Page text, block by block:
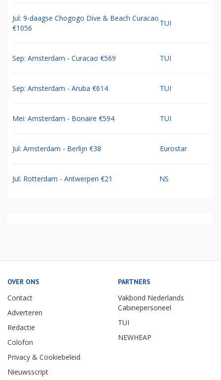
Jul: 9-daagse Chogogo Dive & Beach Curacao
€1056
TUI
Sep: Amsterdam - Curacao €569 TUI
Sep: Amsterdam - Aruba €614 TUI
Mei: Amsterdam - Bonaire €594 TUI
Jul: Amsterdam - Berlijn €38 Eurostar
Jul: Rotterdam - Antwerpen €21 NS
OVER ONS
Contact
Adverteren
Redactie
Colofon
Privacy & Cookiebeleid
Nieuwsscript
PARTNERS
Vakbond Nederlands
Cabinepersoneel
TUI
NEWHEAP